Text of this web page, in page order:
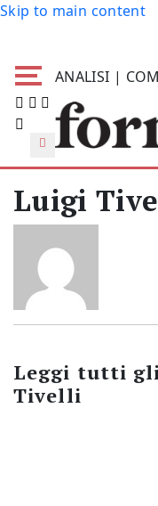
Skip to main content
ANALISI |
Luigi
Leggi tutti
Tivelli